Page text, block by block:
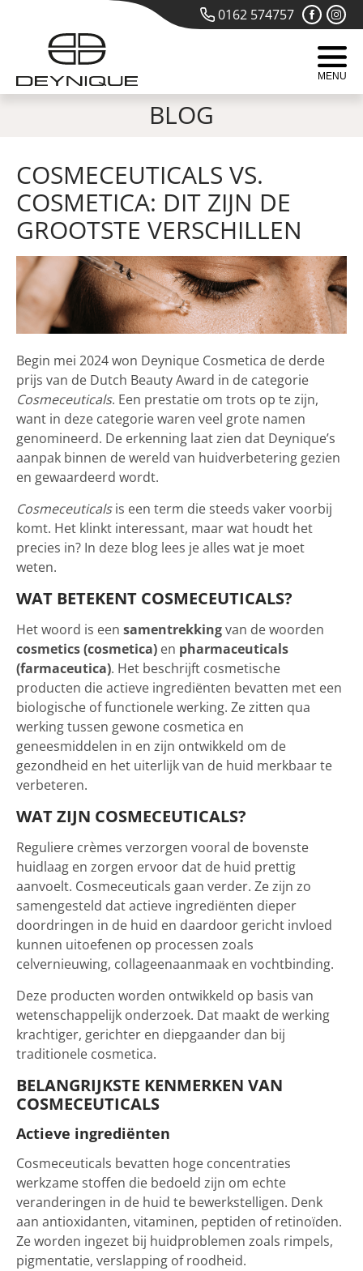
0162 574757
MENU
BLOG
COSMECEUTICALS VS.
COSMETICA: DIT ZIJN DE
GROOTSTE VERSCHILLEN
Begin mei 2024 won Deynique Cosmetica de derde
prijs van de Dutch Beauty Award in de categorie
Cosmeceuticals. Een prestatie om trots op te zijn,
want in deze categorie waren veel grote namen
genomineerd. De erkenning laat zien dat Deynique’s
aanpak binnen de wereld van huidverbetering gezien
en gewaardeerd wordt.
Cosmeceuticalsis een term die steeds vaker voorbij
komt. Het klinkt interessant, maar wat houdt het
precies in? In deze blog lees je alles wat je moet
weten.
WAT BETEKENT COSMECEUTICALS?
Het woord is een samentrekkingvan de woorden
cosmetics (cosmetica) en pharmaceuticals
(farmaceutica). Het beschrijft cosmetische
producten die actieve ingrediënten bevatten met een
biologische of functionele werking. Ze zitten qua
werking tussen gewone cosmetica en
geneesmiddelen in en zijn ontwikkeld om de
gezondheid en het uiterlijk van de huid merkbaar te
verbeteren.
WAT ZIJN COSMECEUTICALS?
Reguliere crèmes verzorgen vooral de bovenste
huidlaag en zorgen ervoor dat de huid prettig
aanvoelt. Cosmeceuticals gaan verder. Ze zijn zo
samengesteld dat actieve ingrediënten dieper
doordringen in de huid en daardoor gericht invloed
kunnen uitoefenen op processen zoals
celvernieuwing, collageenaanmaak en vochtbinding.
Deze producten worden ontwikkeld op basis van
wetenschappelijk onderzoek. Dat maakt de werking
krachtiger, gerichter en diepgaander dan bij
traditionele cosmetica.
BELANGRIJKSTE KENMERKEN VAN
COSMECEUTICALS
Actieve ingrediënten
Cosmeceuticals bevatten hoge concentraties
werkzame stoffen die bedoeld zijn om echte
veranderingen in de huid te bewerkstelligen. Denk
aan antioxidanten, vitaminen, peptiden of retinoïden.
Ze worden ingezet bij huidproblemen zoals rimpels,
pigmentatie, verslapping of roodheid.